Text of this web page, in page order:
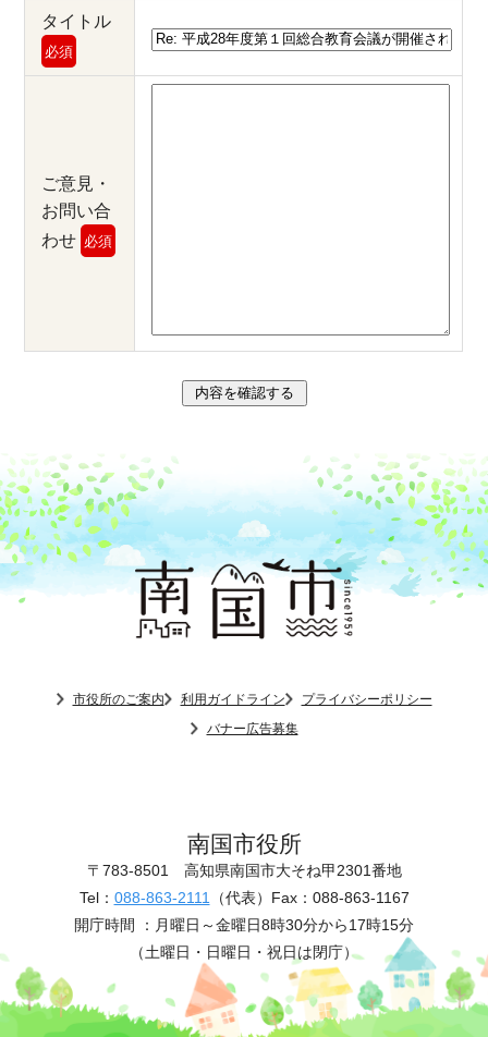
タイトル
必須
ご意見・
お問い合
わせ 必須
市役所のご案内 利用ガイドライン
プライバシーポリシー
バナー広告募集
南国市役所
〒783-8501 高知県南国市大そね甲2301番地
Tel： 088-863-2111 （代表） Fax：088-863-1167
開庁時間 ： 月曜日～金曜日8時30分から17時15分
（土曜日・日曜日・祝日は閉庁）